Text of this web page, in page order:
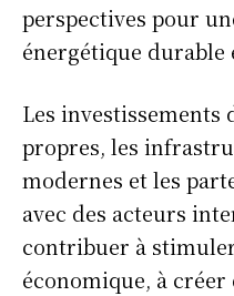
perspectives pour
énergétique durable
Les investissements
propres, les
modernes et les
avec des acteurs
contribuer à
économique, à créer